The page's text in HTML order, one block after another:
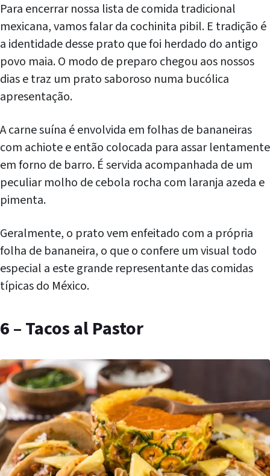
Para encerrar nossa lista de comida tradicional
mexicana, vamos falar da cochinita pibil. E tradição é
a identidade desse prato que foi herdado do antigo
povo maia. O modo de preparo chegou aos nossos
dias e traz um prato saboroso numa bucólica
apresentação.
A carne suína é envolvida em folhas de bananeiras
com achiote e então colocada para assar lentamente
em forno de barro. É servida acompanhada de um
peculiar molho de cebola rocha com laranja azeda e
pimenta.
Geralmente, o prato vem enfeitado com a própria
folha de bananeira, o que o confere um visual todo
especial a este grande representante das comidas
típicas do México.
6 – Tacos al Pastor